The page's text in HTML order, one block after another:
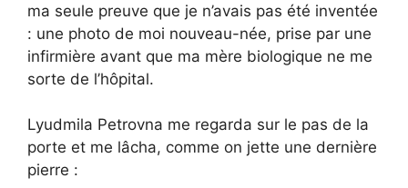
ma seule preuve que je n’avais pas été inventée
: une photo de moi nouveau-née, prise par une
infirmière avant que ma mère biologique ne me
sorte de l’hôpital.
Lyudmila Petrovna me regarda sur le pas de la
porte et me lâcha, comme on jette une dernière
pierre :